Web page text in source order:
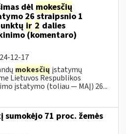
dėl mokesčių
26 straipsnio 1
ir 2 dalies
(komentaro)
12-17
mokesčių įstatymų
Lietuvos Respublikos
įstatymo (toliau — MAĮ) 26...
sumokėjo 71 proc. žemės